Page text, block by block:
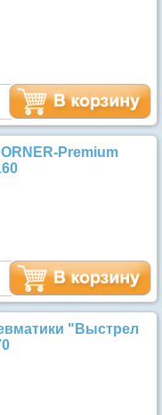
Premium
"Выстрел